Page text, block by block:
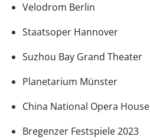
Velodrom Berlin
Staatsoper Hannover
Suzhou Bay Grand Theater
Planetarium Münster
China National Opera House
Bregenzer Festspiele 2023